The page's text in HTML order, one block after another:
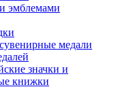
эмблемами
медали